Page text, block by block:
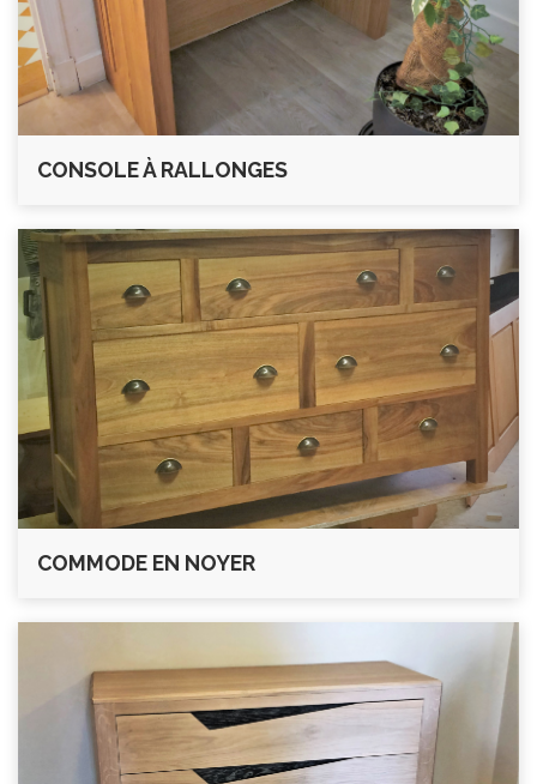
CONSOLE À RALLONGES
COMMODE EN NOYER